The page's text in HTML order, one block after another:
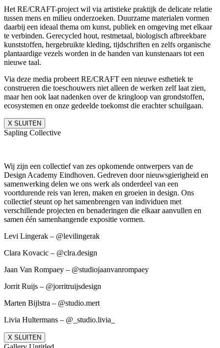
Het RE/CRAFT-project wil via artistieke praktijk de delicate relatie
tussen mens en milieu onderzoeken. Duurzame materialen vormen
daarbij een ideaal thema om kunst, publiek en omgeving met elkaar
te verbinden. Gerecycled hout, restmetaal, biologisch afbreekbare
kunststoffen, hergebruikte kleding, tijdschriften en zelfs organische
plantaardige vezels worden in de handen van kunstenaars tot een
nieuwe taal.
Via deze media probeert RE/CRAFT een nieuwe esthetiek te
construeren die toeschouwers niet alleen de werken zelf laat zien,
maar hen ook laat nadenken over de kringloop van grondstoffen,
ecosystemen en onze gedeelde toekomst die erachter schuilgaan.
X SLUITEN
Sapling Collective
Wij zijn een collectief van zes opkomende ontwerpers van de
Design Academy Eindhoven. Gedreven door nieuwsgierigheid en
samenwerking delen we ons werk als onderdeel van een
voortdurende reis van leren, maken en groeien in design. Ons
collectief steunt op het samenbrengen van individuen met
verschillende projecten en benaderingen die elkaar aanvullen en
samen één samenhangende expositie vormen.
Levi Lingerak – @levilingerak
Clara Kovacic – @clra.design
Jaan Van Rompaey – @studiojaanvanrompaey
Jorrit Ruijs – @jorritruijsdesign
Marten Bijlstra – @studio.mert
Livia Hultermans – @_studio.livia_
X SLUITEN